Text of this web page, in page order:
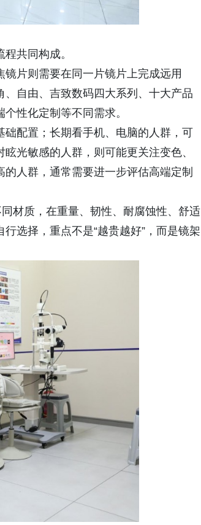
共同构成。
片则需要在同一片镜片上完成远用
自由、吉致数码四大系列、十大产品
性化定制等不同需求。
配置；长期看手机、电脑的人群，可
光敏感的人群，则可能更关注变色、
人群，通常需要进一步评估高端定制
材质，在重量、韧性、耐腐蚀性、舒适
选择，重点不是“越贵越好”，而是镜架